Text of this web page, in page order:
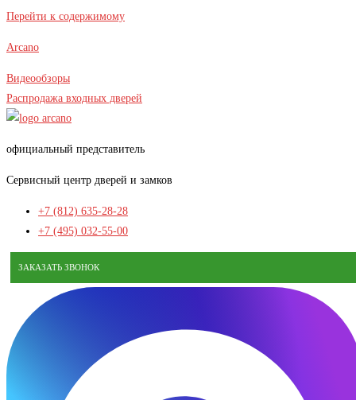
Перейти к содержимому
Arcano
Видеообзоры
Распродажа входных дверей
официальный представитель
Сервисный центр дверей и замков
+7 (812) 635-28-28
+7 (495) 032-55-00
ЗАКАЗАТЬ ЗВОНОК